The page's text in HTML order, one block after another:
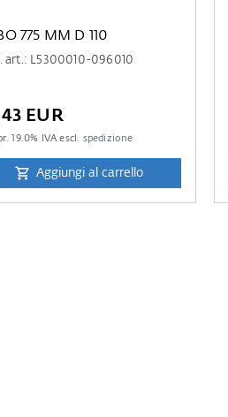
775 MM D 110
art.: L5300010-096010
EUR
19.0% IVA escl. spedizione
Aggiungi al carrello